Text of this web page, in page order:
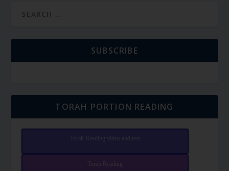
SUBSCRIBE
TORAH PORTION READING
Torah Reading video and text
Torah Reading